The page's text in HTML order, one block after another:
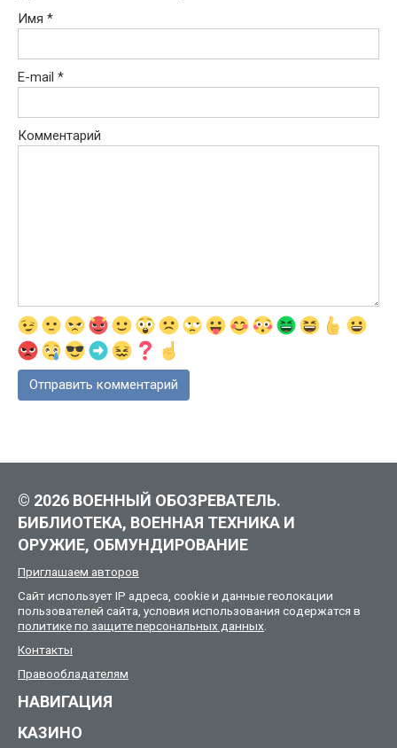
Имя *
E-mail *
Комментарий
© 2026 ВОЕННЫЙ ОБОЗРЕВАТЕЛЬ.
БИБЛИОТЕКА, ВОЕННАЯ ТЕХНИКА И
ОРУЖИЕ, ОБМУНДИРОВАНИЕ
Приглашаем авторов
Сайт использует IP адреса, cookie и данные геолокации
пользователей сайта, условия использования содержатся в
политике по защите персональных данных
Контакты
Правообладателям
НАВИГАЦИЯ
КАЗИНО